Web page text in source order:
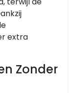
extra
Zonder